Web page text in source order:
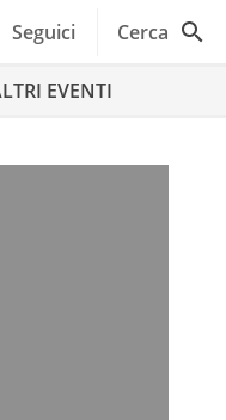
Seguici Cerca
EVENTI